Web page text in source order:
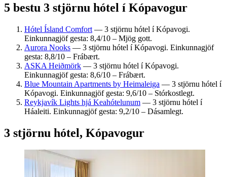
5 bestu 3 stjörnu hótel í Kópavogur
Hótel Ísland Comfort — 3 stjörnu hótel í Kópavogi.
Einkunnagjöf gesta: 8,4/10 – Mjög gott.
Aurora Nooks — 3 stjörnu hótel í Kópavogi. Einkunnagjöf
gesta: 8,8/10 – Frábært.
ASKA Heiðmörk — 3 stjörnu hótel í Kópavogi.
Einkunnagjöf gesta: 8,6/10 – Frábært.
Blue Mountain Apartments by Heimaleiga — 3 stjörnu hótel í
Kópavogi. Einkunnagjöf gesta: 9,6/10 – Stórkostlegt.
Reykjavík Lights hjá Keahótelunum — 3 stjörnu hótel í
Háaleiti. Einkunnagjöf gesta: 9,2/10 – Dásamlegt.
3 stjörnu hótel, Kópavogur